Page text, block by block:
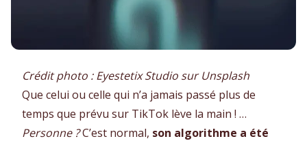
Crédit photo : Eyestetix Studio sur Unsplash
Que celui ou celle qui n’a jamais passé plus de
temps que prévu sur TikTok lève la main ! …
Personne ?C’est normal, son algorithme a été